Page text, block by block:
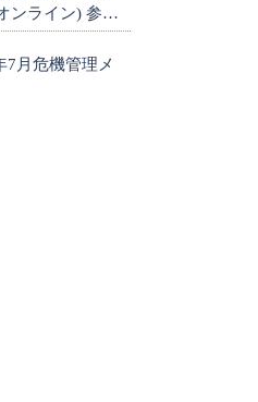
ンライン) 参加
7月危機管理メ